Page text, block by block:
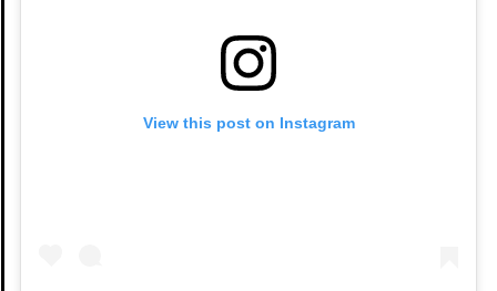
View this post on Instagram